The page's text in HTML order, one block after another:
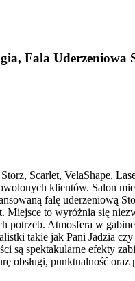
Fala Uderzeniowa
Scarlet, VelaShape,
klientów. Salon
falę uderzeniową
to wyróżnia się
Atmosfera w
takie jak Pani Jadzia
są spektakularne efekty
obsługi, punktualność